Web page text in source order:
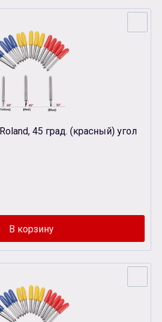
45 град. (красный) угол